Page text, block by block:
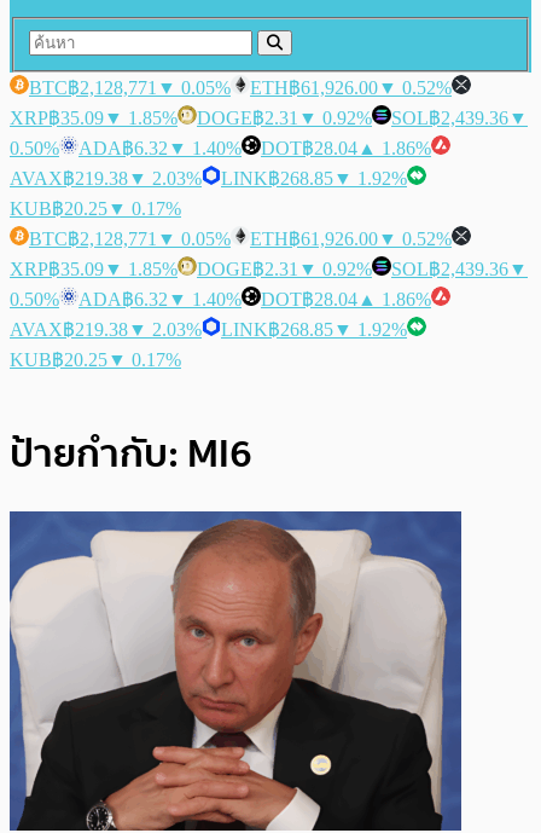
BTC฿2,128,771 ▼ 0.05% ETH฿61,926.00▼ 0.52%
XRP฿35.09▼ 1.85% DOGE฿2.31 ▼ 0.92% SOL฿2,439.36▼
0.50%
ADA฿6.32 ▼ 1.40% DOT฿28.04 ▲ 1.86%
AVAX฿219.38▼ 2.03% LINK฿268.85▼ 1.92%
KUB฿20.25▼ 0.17%
BTC฿2,128,771 ▼ 0.05% ETH฿61,926.00▼ 0.52%
XRP฿35.09▼ 1.85% DOGE฿2.31 ▼ 0.92% SOL฿2,439.36▼
0.50%
ADA฿6.32 ▼ 1.40% DOT฿28.04 ▲ 1.86%
AVAX฿219.38▼ 2.03% LINK฿268.85▼ 1.92%
KUB฿20.25▼ 0.17%
ป้ายกำกับ: MI6